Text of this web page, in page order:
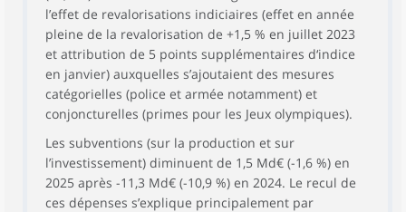
l’effet de revalorisations indiciaires (effet en année
pleine de la revalorisation de +1,5 % en juillet 2023
et attribution de 5 points supplémentaires d‘indice
en janvier) auxquelles s’ajoutaient des mesures
catégorielles (police et armée notamment) et
conjoncturelles (primes pour les Jeux olympiques).
Les subventions (sur la production et sur
l’investissement) diminuent de 1,5 Md€ (-1,6 %) en
2025 après -11,3 Md€ (-10,9 %) en 2024. Le recul de
ces dépenses s’explique principalement par